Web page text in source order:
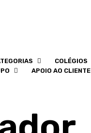
COLÉGIOS
APOIO AO CLIENTE